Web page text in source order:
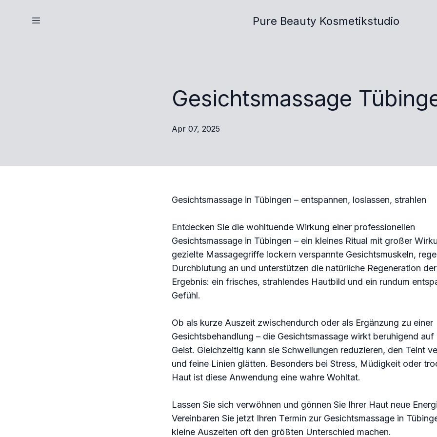
Pure Beauty Kosmetikstudio
Gesichtsmassage
Apr 07, 2025
Gesichtsmassage in Tübingen – entspannen, loslassen, strahlen
Entdecken Sie die wohltuende Wirkung einer professionellen
Gesichtsmassage in Tübingen – ein kleines Ritual mit großer
gezielte Massagegriffe lockern verspannte Gesichtsmuskeln,
Durchblutung an und unterstützen die natürliche Regeneration
Ergebnis: ein frisches, strahlendes Hautbild und ein rundum
Gefühl.
Ob als kurze Auszeit zwischendurch oder als Ergänzung zu einer
Gesichtsbehandlung – die Gesichtsmassage wirkt beruhigend auf
Geist. Gleichzeitig kann sie Schwellungen reduzieren, den Teint
und feine Linien glätten. Besonders bei Stress, Müdigkeit oder
Haut ist diese Anwendung eine wahre Wohltat.
Lassen Sie sich verwöhnen und gönnen Sie Ihrer Haut neue
Vereinbaren Sie jetzt Ihren Termin zur Gesichtsmassage in
kleine Auszeiten oft den größten Unterschied machen.